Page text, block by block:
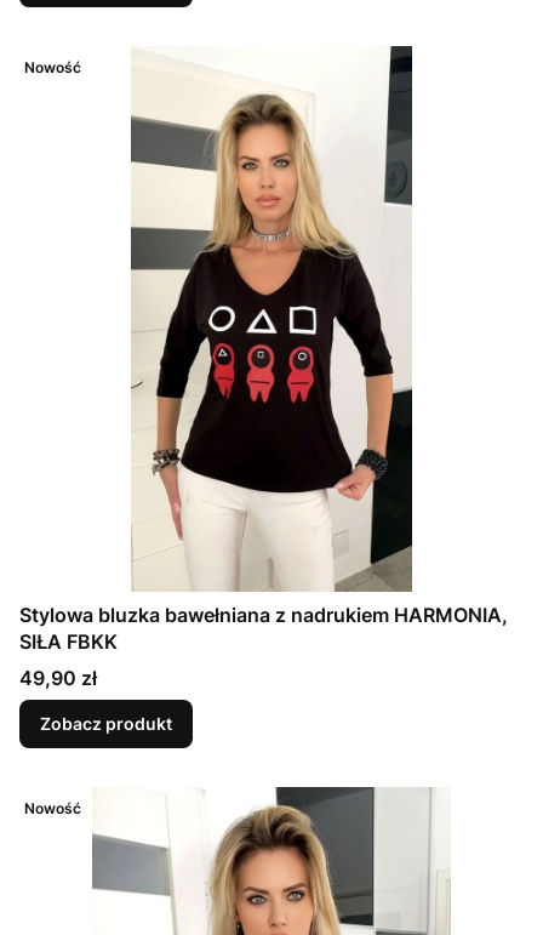
Nowość
Stylowa bluzka bawełniana z nadrukiem HARMONIA,
SIŁA FBKK
Cena
49,90 zł
Zobacz produkt
Nowość